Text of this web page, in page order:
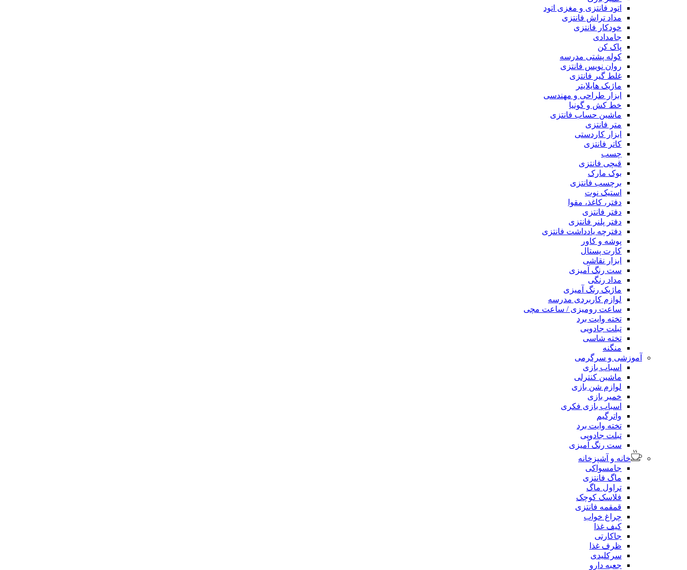
اتود فانتزی و مغزی اتود
مداد تراش فانتزی
خودکار فانتزی
جامدادی
پاک کن
کوله پشتی مدرسه
روان نویس فانتزی
غلط گیر فانتزی
ماژیک هایلایتر
ابزار طراحی و مهندسی
خط کش و گونیا
ماشین حساب فانتزی
متر فانتزی
ابزار کاردستی
کاتر فانتزی
چسب
قیچی فانتزی
بوک مارک
برچسب فانتزی
استیک نوت
دفتر، کاغذ، مقوا
دفتر فانتزی
دفتر پلنر فانتزی
دفترچه یادداشت فانتزی
پوشه و کاور
کارت پستال
ابزار نقاشی
ست رنگ آمیزی
مداد رنگی
ماژیک رنگ آمیزی
لوازم کاربردی مدرسه
ساعت رومیزی / ساعت مچی
تخته وایت برد
تبلت جادویی
تخته شاسی
منگنه
آموزشی و سرگرمی
اسباب بازی
ماشین کنترلی
لوازم شن بازی
خمیر بازی
اسباب بازی فکری
واترگیم
تخته وایت برد
تبلت جادویی
ست رنگ آمیزی
خانه و آشپزخانه
جامسواکی
ماگ فانتزی
تراول ماگ
فلاسک کوچک
قمقمه فانتزی
چراغ خواب
کیف غذا
جاکارتی
ظرف غذا
سرکلیدی
جعبه دارو